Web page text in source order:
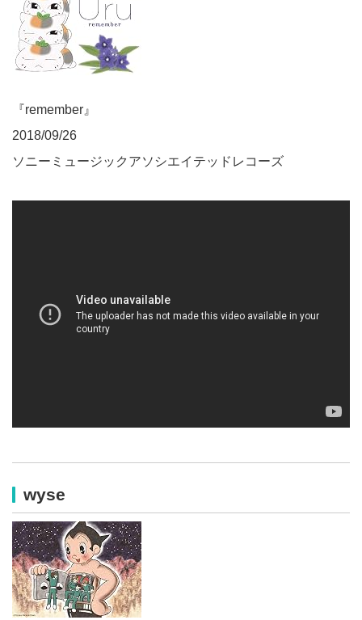
『remember』
2018/09/26
ソニーミュージックアソシエイテッドレコーズ
wyse